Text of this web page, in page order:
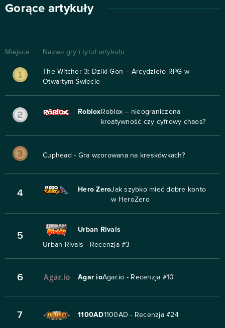
Gorące artykuły
Miejsce Nazwa gry i tytuł artykułu
The Witcher 3: Dziki Gon – Arcydzieło RPG w
Otwartym Świecie
Roblox Roblox – nieograniczona
kreatywność czy cyfrowy chaos?
Cuphead - Gra wzorowana na kreskówkach?
4 Hero ZeroJak szybko mieć dobre konto
w HeroZero
5
Urban Rivals
Urban Rivals - Recenzja #3
6 Agar ioAgar.io - Recenzja #10
7 1100AD1100AD - Recenzja #24